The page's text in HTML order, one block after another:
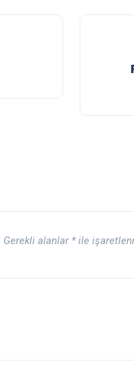
Gerekli alanlar *ile